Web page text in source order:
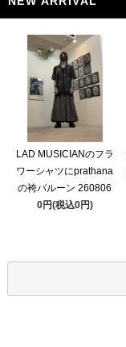
LAD MUSICIANのフラ
ワーシャツにprathana
の袴バルーン 260806
0円(税込0円)